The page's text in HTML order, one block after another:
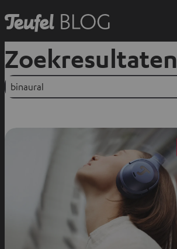
Zoekresultaten
Suchen